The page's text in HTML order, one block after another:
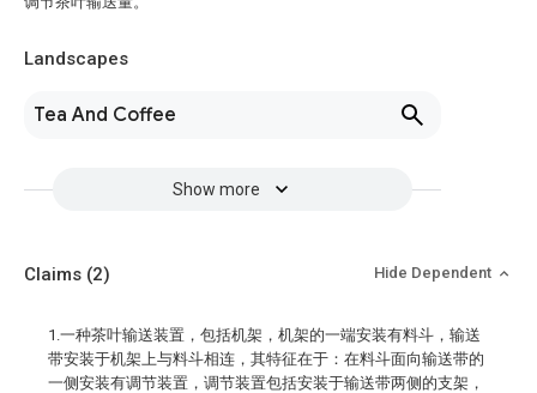
Landscapes
Tea And Coffee
Show more
Claims (2) Hide Dependent
1.一种茶叶输送装置，包括机架，机架的一端安装有料斗，输送
带安装于机架上与料斗相连，其特征在于：在料斗面向输送带的
一侧安装有调节装置，调节装置包括安装于输送带两侧的支架，